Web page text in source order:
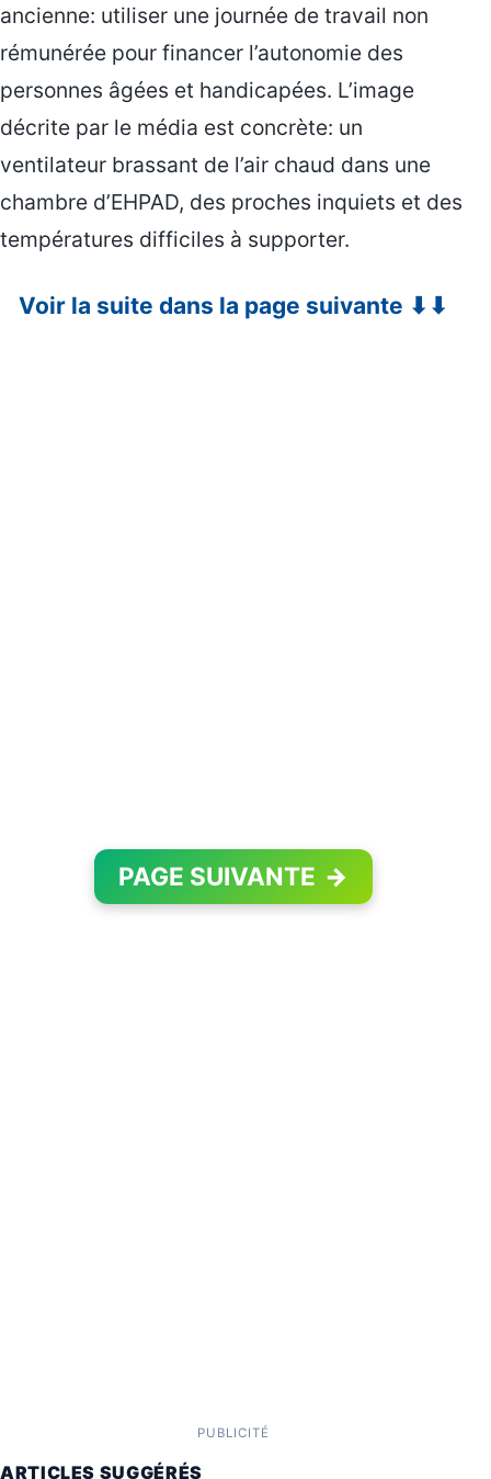
ancienne: utiliser une journée de travail non
rémunérée pour financer l’autonomie des
personnes âgées et handicapées. L’image
décrite par le média est concrète: un
ventilateur brassant de l’air chaud dans une
chambre d’EHPAD, des proches inquiets et des
températures difficiles à supporter.
Voir la suite dans la page suivante ⬇⬇
PAGE SUIVANTE →
PUBLICITÉ
ARTICLES SUGGÉRÉS